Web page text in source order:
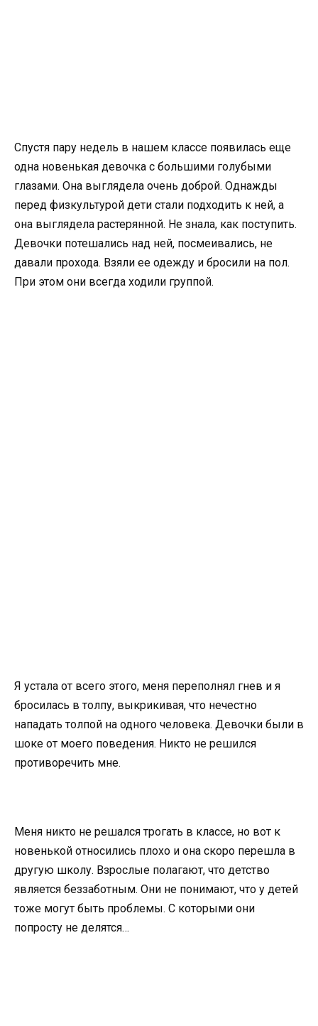
Спустя пару недель в нашем классе появилась еще
одна новенькая девочка с большими голубыми
глазами. Она выглядела очень доброй. Однажды
перед физкультурой дети стали подходить к ней, а
она выглядела растерянной. Не знала, как поступить.
Девочки потешались над ней, посмеивались, не
давали прохода. Взяли ее одежду и бросили на пол.
При этом они всегда ходили группой.
Я устала от всего этого, меня переполнял гнев и я
бросилась в толпу, выкрикивая, что нечестно
нападать толпой на одного человека. Девочки были в
шоке от моего поведения. Никто не решился
противоречить мне.
Меня никто не решался трогать в классе, но вот к
новенькой относились плохо и она скоро перешла в
другую школу. Взрослые полагают, что детство
является беззаботным. Они не понимают, что у детей
тоже могут быть проблемы. С которыми они
попросту не делятся…